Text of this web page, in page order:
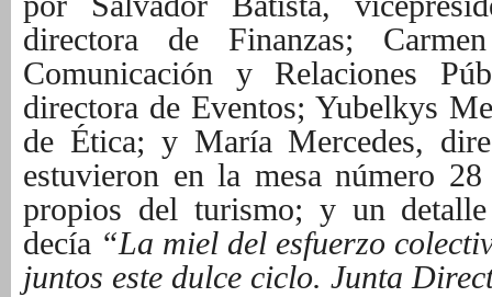
directora de Finanzas;
Comunicación y Relaciones
directora de Eventos; Yubelkys
de Ética; y María Mercedes,
estuvieron en la mesa número 28
propios del turismo; y un detalle
decía “La miel del esfuerzo
juntos este dulce ciclo. Junta